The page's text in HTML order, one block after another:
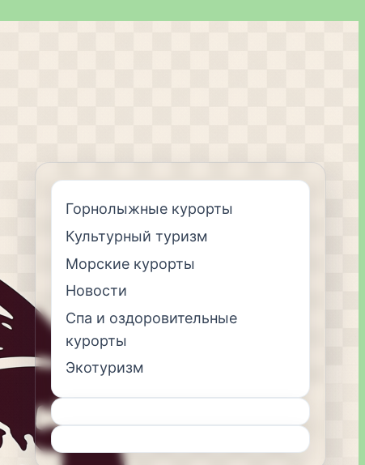
Горнолыжные курорты
Культурный туризм
Морские курорты
Новости
Спа и оздоровительные
курорты
Экотуризм